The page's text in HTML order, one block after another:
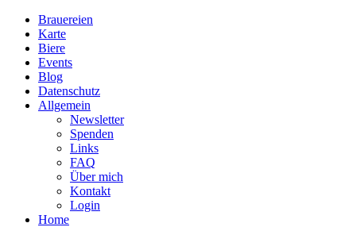
Brauereien
Karte
Biere
Events
Blog
Datenschutz
Allgemein
Newsletter
Spenden
Links
FAQ
Über mich
Kontakt
Login
Home